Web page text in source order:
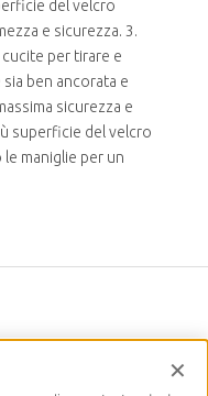
del velcro
e sicurezza. 3.
per tirare e
ben ancorata e
sicurezza e
superficie del velcro
le maniglie per un